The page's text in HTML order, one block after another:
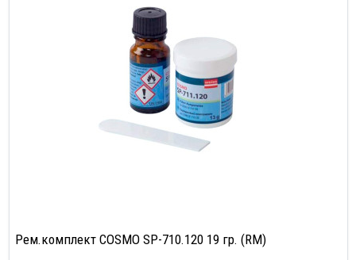
Рем.комплект COSMO SP-710.120 19 гр. (RM)